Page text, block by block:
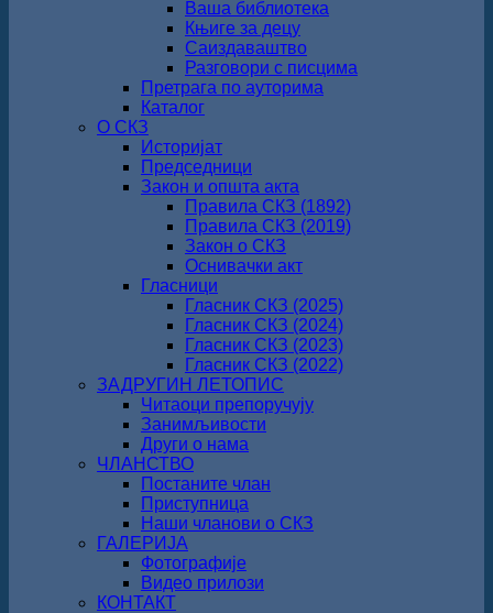
Ваша библиотека
Књиге за децу
Саиздаваштво
Разговори с писцима
Претрага по ауторима
Каталог
О СКЗ
Историјат
Председници
Закон и општа акта
Правила СКЗ (1892)
Правила СКЗ (2019)
Закон о СКЗ
Оснивачки акт
Гласници
Гласник СКЗ (2025)
Гласник СКЗ (2024)
Гласник СКЗ (2023)
Гласник СКЗ (2022)
ЗАДРУГИН ЛЕТОПИС
Читаоци препоручују
Занимљивости
Други о нама
ЧЛАНСТВО
Постаните члан
Приступница
Наши чланови о СКЗ
ГАЛЕРИЈА
Фотографије
Видео прилози
КОНТАКТ